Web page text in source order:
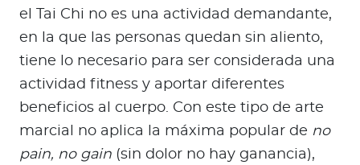
el Tai Chi no es una actividad demandante,
en la que las personas quedan sin aliento,
tiene lo necesario para ser considerada una
actividad fitness y aportar diferentes
beneficios al cuerpo. Con este tipo de arte
marcial no aplica la máxima popular de no
pain, no gain (sin dolor no hay ganancia),